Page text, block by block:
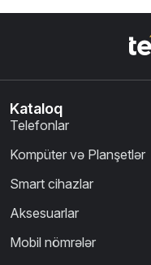
Kataloq
Telefonlar
Kompüter və Planşetlər
Smart cihazlar
Aksesuarlar
Mobil nömrələr